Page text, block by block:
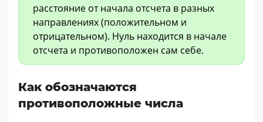
расстояние от начала отсчета в разных
направлениях (положительном и
отрицательном). Нуль находится в начале
отсчета и противоположен сам себе.
Как обозначаются
противоположные числа